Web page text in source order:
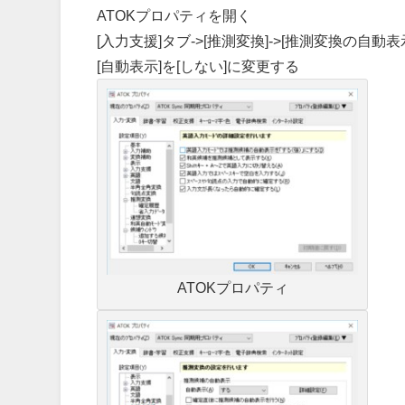
ATOKプロパティを開く
[入力支援]タブ->[推測変換]->[推測変換の自動表
[自動表示]を[しない]に変更する
ATOKプロパティ